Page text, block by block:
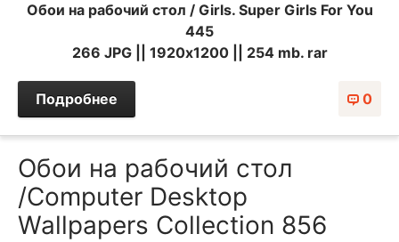
Обои на рабочий стол / Girls. Super Girls For You
445
266 JPG || 1920х1200 || 254 mb. rar
0
Подробнее
Обои на рабочий стол
/Computer Desktop
Wallpapers Collection 856